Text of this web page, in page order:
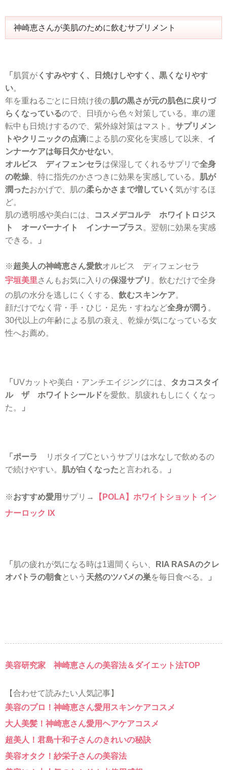
神崎恵さんが美肌のために飲むサプリメント
「 肌質が くすみやすく、日焼けしやすく、黒くなりやす
い。
年を重ねるごとに日焼け後の肌の黒さが元の肌色に戻りづ
らくなっているので、日頃から色々対策している。車の運
転中も日焼けするので、紫外線対策はマスト。 サプリメン
トやクリニックの点滴による肌の変化を実感して以来、 イ
ンナーケアは毎日欠かせない。
オルビス ディフェンセラは保湿してくれるサプリで全身
の乾燥 、特に指先のかさつきに効果を実感している。 肌が
潤ったおかげで、肌の柔らかさまで増していく 気がするほ
ど。
肌の透明感や美白には、
コスメデコルテ ホワイトロジス
ト オーバーナイト インナープラス 。翌朝に効果を実感
できる。
」
※超美人の神崎恵さん愛飲オルビス ディフェンセラ
宇垣美里さんもお気に入りの保湿サプリ 。飲むだけで全身
の肌の水分を逃しにくくする、 飲むスキンケア。
顔だけでなく背・手・ひじ・足先・すねなど全身が潤う 。
30代以上の年齢による肌の衰え、乾燥が気になっている女
性へお薦め。
「 UVカットや美白・アンチエイジングには、
タカコスタイ
ル ザ ホワイトシールドを愛飲。肌疲れもしにくくなっ
た。
」
「ポーラ
リポタイプCというサプリは水なしで飲めるの
で続けやすい。 肌が白くなった と言われる。 」
※おすすめ愛用サプリ→
【POLA】ホワイトショット イン
ナーロック IX
「 肌の疲れが気になる時は1週間くらい、
RIA RASAのクレ
オパトラの朝食という 天然のツバメの巣を毎日食べる。 」
美容研究家 神崎恵さんの美容法＆ダイエット法TOP
【合わせて読みたい人気記事】
美容のプロ！神崎恵さん愛用スキンケアコスメ
大人美髪！神崎恵さん愛用ヘアケアコスメ
超美人！君島十和子さんのきれいの秘訣
美容オタク！紗栄子さんの美容法